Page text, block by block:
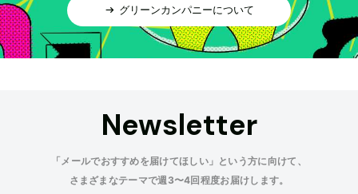
グリーンカンパニーについて
Newsletter
「メールでおすすめを届けてほしい」という方に向けて、
さまざまなテーマで週3〜4回程度お届けします。